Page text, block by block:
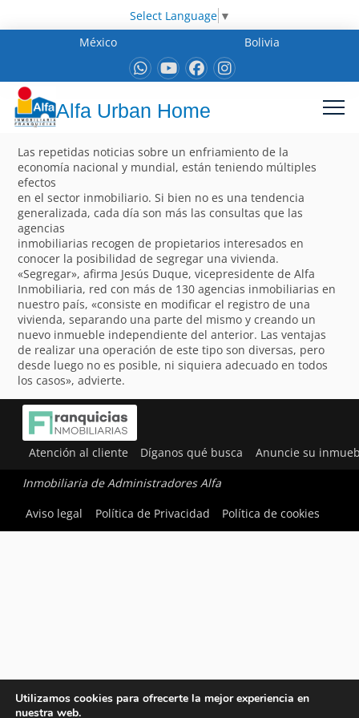
Select Language ▼
México
Bolivia
Alfa Urban Home
Las repetidas noticias sobre un enfriamiento de la
economía nacional y mundial, están teniendo múltiples
efectos
en el sector inmobiliario. Si bien no es una tendencia
generalizada, cada día son más las consultas que las
agencias
inmobiliarias recogen de propietarios interesados en
conocer la posibilidad de segregar una vivienda.
«Segregar», afirma Jesús Duque, vicepresidente de Alfa
Inmobiliaria, red con más de 130 agencias inmobiliarias en
nuestro país, «consiste en modificar el registro de una
vivienda, separando una parte del mismo y creando un
nuevo inmueble independiente del anterior. Las ventajas
de realizar una operación de este tipo son diversas, pero
desde luego no es posible, ni siquiera adecuado en todos
los casos», advierte.
Atención al cliente Díganos qué busca Anuncie su
Inmobiliaria de Administradores Alfa
Aviso legal
Política de Privacidad Política de cookies
Utilizamos cookies para ofrecerte la mejor experiencia en
nuestra web.